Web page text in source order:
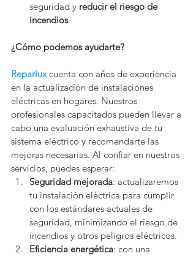
seguridad y reducir el riesgo de
incendios.
¿Cómo podemos ayudarte?
Reparlux cuenta con años de experiencia
en la actualización de instalaciones
eléctricas en hogares. Nuestros
profesionales capacitados pueden llevar a
cabo una evaluación exhaustiva de tu
sistema eléctrico y recomendarte las
mejoras necesarias. Al confiar en nuestros
servicios, puedes esperar:
Seguridad mejorada: actualizaremos
tu instalación eléctrica para cumplir
con los estándares actuales de
seguridad, minimizando el riesgo de
incendios y otros peligros eléctricos.
Eficiencia energética: con una